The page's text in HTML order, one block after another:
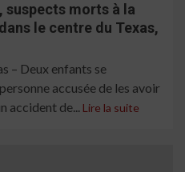
suspects morts à la
le centre du Texas,
– Deux enfants se
accusée de les avoir
accident de... Lire la suite